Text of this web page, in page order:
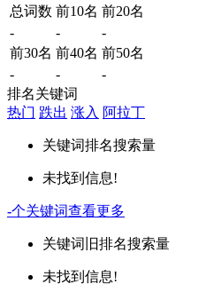
总词数 前10名 前20名
-
-
-
前30名 前40名 前50名
-
-
-
排名关键词
热门 跌出 涨入 阿拉丁
关键词排名搜索量
未找到信息!
-个关键词查看更多
关键词 旧排名搜索量
未找到信息!